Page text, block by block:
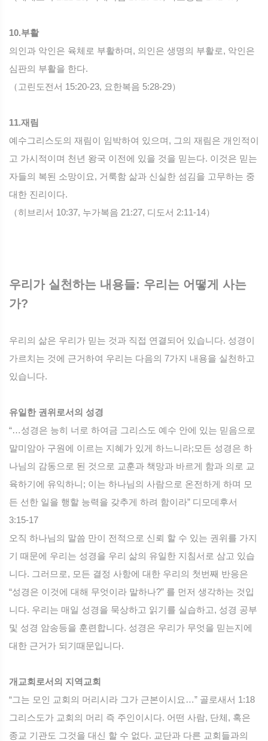
10.부활
의인과 악인은 육체로 부활하며, 의인은 생명의 부활로, 악인은
심판의 부활을 한다.
（고린도전서 15:20-23, 요한복음 5:28-29）
11.재림
예수그리스도의 재림이 임박하여 있으며, 그의 재림은 개인적이
고 가시적이며 천년 왕국 이전에 있을 것을 믿는다. 이것은 믿는
자들의 복된 소망이요, 거룩함 삶과 신실한 섬김을 고무하는 중
대한 진리이다.
（히브리서 10:37, 누가복음 21:27, 디도서 2:11-14）
우리가 실천하는 내용들: 우리는 어떻게 사는
가?
우리의 삶은 우리가 믿는 것과 직접 연결되어 있습니다. 성경이
가르치는 것에 근거하여 우리는 다음의 7가지 내용을 실천하고
있습니다.
유일한 권위로서의 성경
“…성경은 능히 너로 하여금 그리스도 예수 안에 있는 믿음으로
말미암아 구원에 이르는 지혜가 있게 하느니라;모든 성경은 하
나님의 감동으로 된 것으로 교훈과 책망과 바르게 함과 의로 교
육하기에 유익하니; 이는 하나님의 사람으로 온전하게 하며 모
든 선한 일을 행할 능력을 갖추게 하려 함이라” 디모데후서
3:15-17
오직 하나님의 말씀 만이 전적으로 신뢰 할 수 있는 권위를 가지
기 때문에 우리는 성경을 우리 삶의 유일한 지침서로 삼고 있습
니다. 그러므로, 모든 결정 사항에 대한 우리의 첫번째 반응은
“성경은 이것에 대해 무엇이라 말하나?” 를 먼저 생각하는 것입
니다. 우리는 매일 성경을 묵상하고 읽기를 실습하고, 성경 공부
및 성경 암송등을 훈련합니다. 성경은 우리가 무엇을 믿는지에
대한 근거가 되기때문입니다.
개교회로서의 지역교회
“그는 모인 교회의 머리시라 그가 근본이시요…” 골로새서 1:18
그리스도가 교회의 머리 즉 주인이시다. 어떤 사람, 단체, 혹은
종교 기관도 그것을 대신 할 수 없다. 교단과 다른 교회들과의